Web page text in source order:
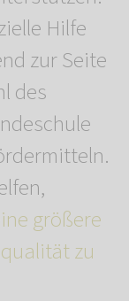
Hilfe
zur Seite
des
größere
zu